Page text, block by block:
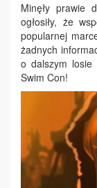
Minęły prawie
ogłosiły, że
popularnej
żadnych
o dalszym losie
Swim Con!